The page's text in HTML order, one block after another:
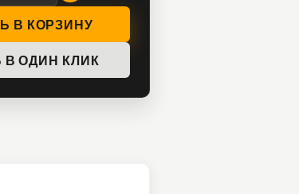
В КОРЗИНУ
В ОДИН КЛИК